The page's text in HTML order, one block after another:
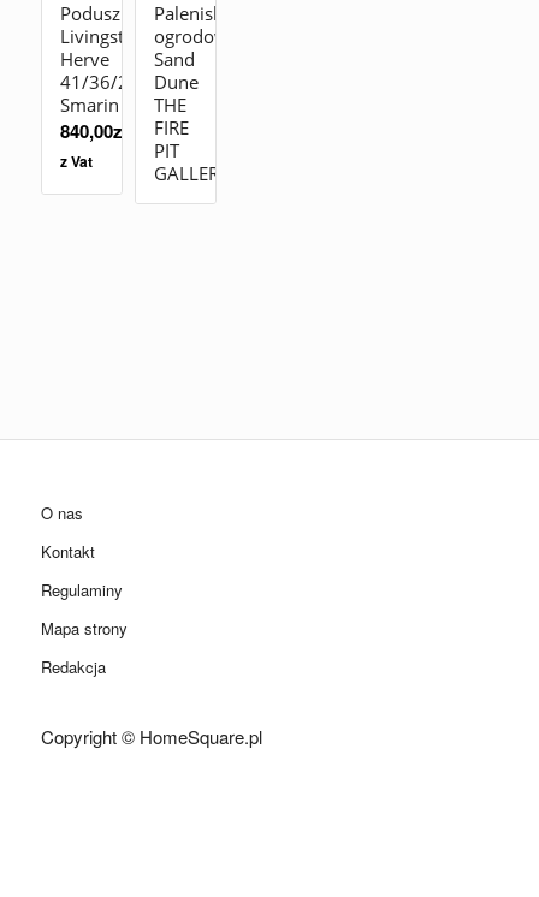
Poduszka
Livingstones
Herve
41/36/23
Smarin
840,00zł
z Vat
Palenisko
ogrodowe
Sand
Dune
THE
FIRE
PIT
GALLERY
O nas
Kontakt
Regulaminy
Mapa strony
Redakcja
Copyright © HomeSquare.pl